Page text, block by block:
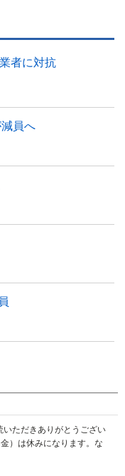
者に対抗
員へ
いただきありがとうござい
）は休みになります。な